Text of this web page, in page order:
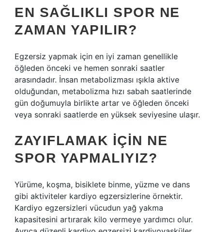
EN SAĞLIKLI SPOR NE
ZAMAN YAPILIR?
Egzersiz yapmak için en iyi zaman genellikle
öğleden önceki ve hemen sonraki saatler
arasındadır. İnsan metabolizması ışıkla aktive
olduğundan, metabolizma hızı sabah saatlerinde
gün doğumuyla birlikte artar ve öğleden önceki
veya sonraki saatlerde en yüksek seviyesine ulaşır.
ZAYIFLAMAK IÇIN NE
SPOR YAPMALIYIZ?
Yürüme, koşma, bisiklete binme, yüzme ve dans
gibi aktiviteler kardiyo egzersizlerine örnektir.
Kardiyo egzersizleri vücudun yağ yakma
kapasitesini artırarak kilo vermeye yardımcı olur.